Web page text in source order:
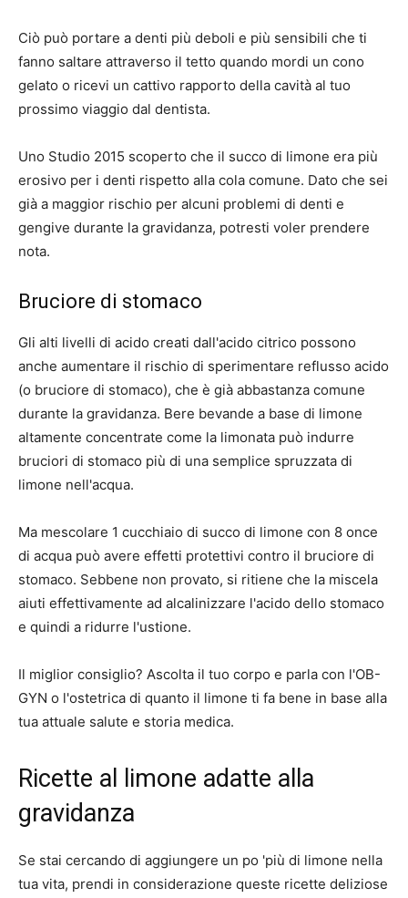
Ciò può portare a denti più deboli e più sensibili che ti
fanno saltare attraverso il tetto quando mordi un cono
gelato o ricevi un cattivo rapporto della cavità al tuo
prossimo viaggio dal dentista.
Uno Studio 2015 scoperto che il succo di limone era più
erosivo per i denti rispetto alla cola comune. Dato che sei
già a maggior rischio per alcuni problemi di denti e
gengive durante la gravidanza, potresti voler prendere
nota.
Bruciore di stomaco
Gli alti livelli di acido creati dall'acido citrico possono
anche aumentare il rischio di sperimentare reflusso acido
(o bruciore di stomaco), che è già abbastanza comune
durante la gravidanza. Bere bevande a base di limone
altamente concentrate come la limonata può indurre
bruciori di stomaco più di una semplice spruzzata di
limone nell'acqua.
Ma mescolare 1 cucchiaio di succo di limone con 8 once
di acqua può avere effetti protettivi contro il bruciore di
stomaco. Sebbene non provato, si ritiene che la miscela
aiuti effettivamente ad alcalinizzare l'acido dello stomaco
e quindi a ridurre l'ustione.
Il miglior consiglio? Ascolta il tuo corpo e parla con l'OB-
GYN o l'ostetrica di quanto il limone ti fa bene in base alla
tua attuale salute e storia medica.
Ricette al limone adatte alla
gravidanza
Se stai cercando di aggiungere un po 'più di limone nella
tua vita, prendi in considerazione queste ricette deliziose